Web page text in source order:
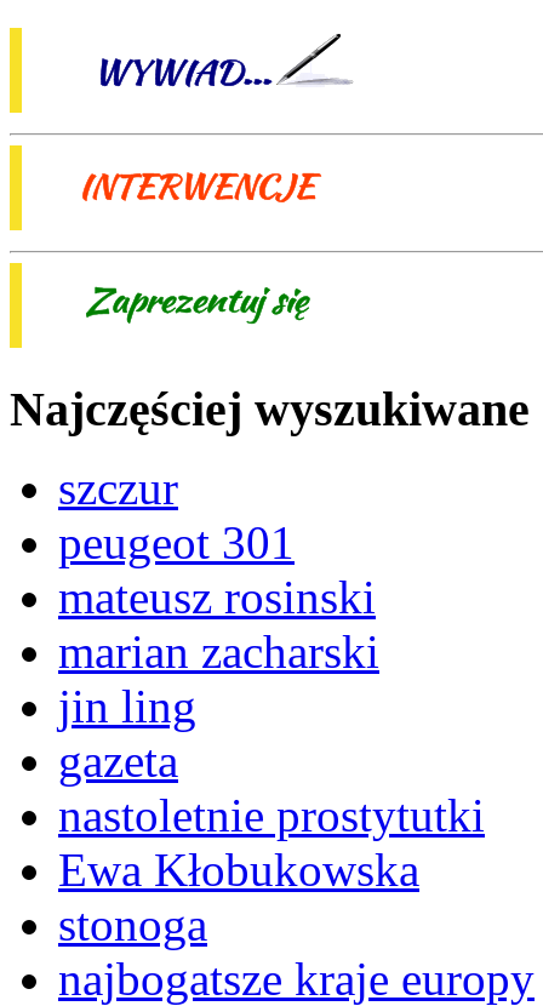
Najczęściej wyszukiwane
szczur
peugeot 301
mateusz rosinski
marian zacharski
jin ling
gazeta
nastoletnie prostytutki
Ewa Kłobukowska
stonoga
najbogatsze kraje europy